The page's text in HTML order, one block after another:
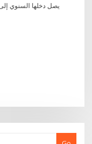
يصل دخلها السنوي